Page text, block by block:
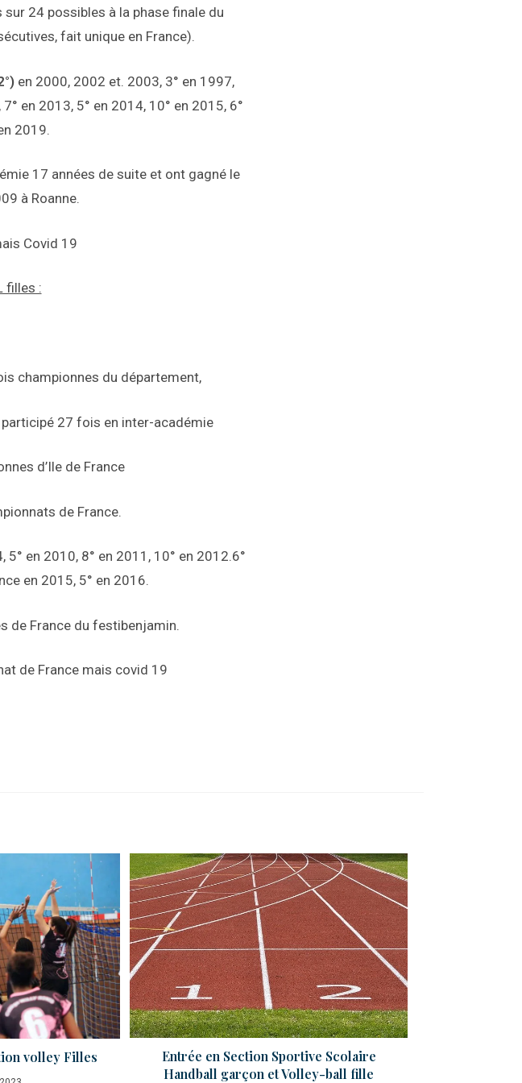
24 possibles à la phase finale du
fait unique en France).
en 2000, 2002 et. 2003, 3° en 1997,
en 2013, 5° en 2014, 10° en 2015, 6°
2019.
17 années de suite et ont gagné le
à Roanne.
Covid 19
filles :
championnes du département,
27 fois en inter-académie
d’Ile de France
de France.
en 2010, 8° en 2011, 10° en 2012.6°
en 2015, 5° en 2016.
de France du festibenjamin.
de France mais covid 19
volley Filles
Entrée en Section Sportive Scolaire
Handball garçon et Volley-ball fille